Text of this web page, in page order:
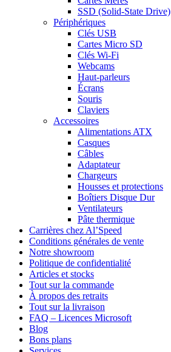
SSD (Solid-State Drive)
Périphériques
Clés USB
Cartes Micro SD
Clés Wi-Fi
Webcams
Haut-parleurs
Écrans
Souris
Claviers
Accessoires
Alimentations ATX
Casques
Câbles
Adaptateur
Chargeurs
Housses et protections
Boîtiers Disque Dur
Ventilateurs
Pâte thermique
Carrières chez Al’Speed
Conditions générales de vente
Notre showroom
Politique de confidentialité
Articles et stocks
Tout sur la commande
À propos des retraits
Tout sur la livraison
FAQ – Licences Microsoft
Blog
Bons plans